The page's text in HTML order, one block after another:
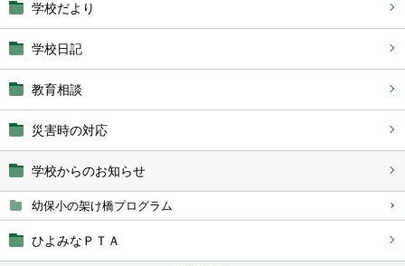
学校だより
学校日記
教育相談
災害時の対応
学校からのお知らせ
幼保小の架け橋プログラム
ひよみなＰＴＡ